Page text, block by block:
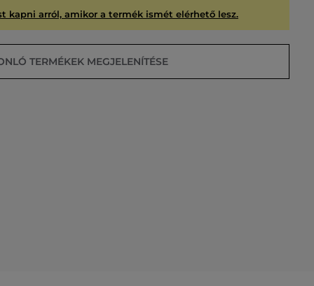
kapni arról, amikor a termék ismét elérhető lesz.
TERMÉKEK MEGJELENÍTÉSE